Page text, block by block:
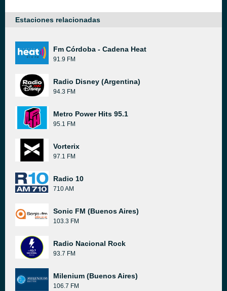
Estaciones relacionadas
Fm Córdoba - Cadena Heat
91.9 FM
Radio Disney (Argentina)
94.3 FM
Metro Power Hits 95.1
95.1 FM
Vorterix
97.1 FM
Radio 10
710 AM
Sonic FM (Buenos Aires)
103.3 FM
Radio Nacional Rock
93.7 FM
Milenium (Buenos Aires)
106.7 FM